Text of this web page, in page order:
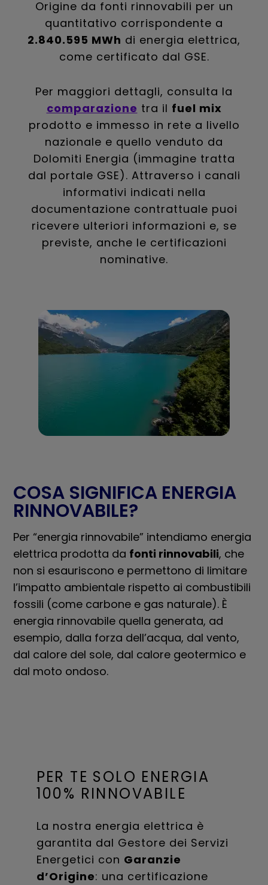
Origine da fonti rinnovabili per un
quantitativo corrispondente a
2.840.595 MWh di energia elettrica,
come certificato dal GSE.
Per maggiori dettagli, consulta la
comparazione tra il fuel mix
prodotto e immesso in rete a livello
nazionale e quello venduto da
Dolomiti Energia (immagine tratta
dal portale GSE). Attraverso i canali
informativi indicati nella
documentazione contrattuale puoi
ricevere ulteriori informazioni e, se
previste, anche le certificazioni
nominative.
COSA SIGNIFICA ENERGIA
RINNOVABILE?
Per “energia rinnovabile” intendiamo energia
elettrica prodotta da fonti rinnovabili, che
non si esauriscono e permettono di limitare
l’impatto ambientale rispetto ai combustibili
fossili (come carbone e gas naturale). È
energia rinnovabile quella generata, ad
esempio, dalla forza dell’acqua, dal vento,
dal calore del sole, dal calore geotermico e
dal moto ondoso.
PER TE SOLO ENERGIA
100% RINNOVABILE
La nostra energia elettrica è
garantita dal Gestore dei Servizi
Energetici con Garanzie
d’Origine: una certificazione